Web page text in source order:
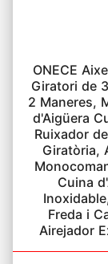
ONECE
Giratori de
2 Maneres,
d'Aigüera
Ruixador
Giratòria,
Cuina
Freda i
Airejador